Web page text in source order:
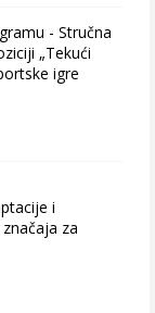
- Stručna
„Tekući
igre
i
za